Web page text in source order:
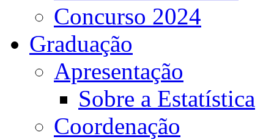
Concurso 2024
Graduação
Apresentação
Sobre a Estatística
Coordenação